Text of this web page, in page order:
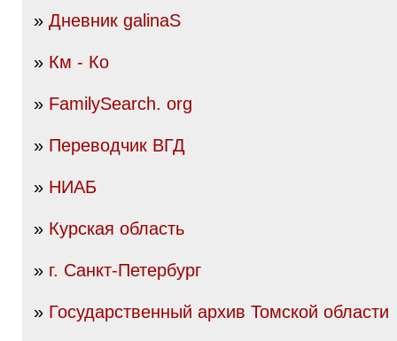
» Дневник galinaS
» Км - Ко
» FamilySearch. org
» Переводчик ВГД
» НИАБ
» Курская область
» г. Санкт-Петербург
» Государственный архив Томской области